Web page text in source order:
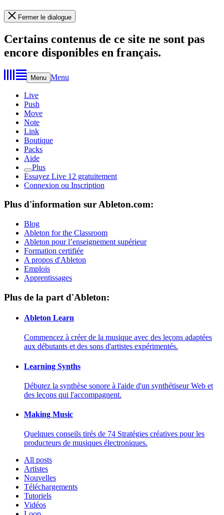
Fermer le dialogue
Certains contenus de ce site ne sont pas
encore disponibles en français.
Menu Menu
Live
Push
Move
Note
Link
Boutique
Packs
Aide
Plus
Essayez Live 12 gratuitement
Connexion ou Inscription
Plus d'information sur Ableton.com:
Blog
Ableton for the Classroom
Ableton pour l’enseignement supérieur
Formation certifiée
A propos d'Ableton
Emplois
Apprentissages
Plus de la part d'Ableton:
Ableton Learn
Commencez à créer de la musique avec des leçons adaptées
aux débutants et des sons d'artistes expérimentés.
Learning Synths
Débutez la synthèse sonore à l'aide d'un synthétiseur Web et
des leçons qui l'accompagnent.
Making Music
Quelques conseils tirés de 74 Stratégies créatives pour les
producteurs de musiques électroniques.
All posts
Artistes
Nouvelles
Téléchargements
Tutoriels
Vidéos